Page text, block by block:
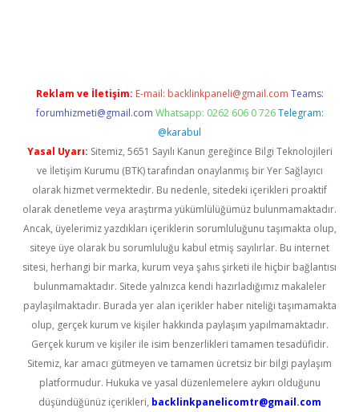
Reklam ve İletişim: E-mail: backlinkpaneli@gmail.com Teams:
forumhizmeti@gmail.com Whatsapp: 0262 606 0 726 Telegram:
@karabul
Yasal Uyarı: Sitemiz, 5651 Sayılı Kanun gereğince Bilgi Teknolojileri
ve İletişim Kurumu (BTK) tarafından onaylanmış bir Yer Sağlayıcı
olarak hizmet vermektedir. Bu nedenle, sitedeki içerikleri proaktif
olarak denetleme veya araştırma yükümlülüğümüz bulunmamaktadır.
Ancak, üyelerimiz yazdıkları içeriklerin sorumluluğunu taşımakta olup,
siteye üye olarak bu sorumluluğu kabul etmiş sayılırlar. Bu internet
sitesi, herhangi bir marka, kurum veya şahıs şirketi ile hiçbir bağlantısı
bulunmamaktadır. Sitede yalnızca kendi hazırladığımız makaleler
paylaşılmaktadır. Burada yer alan içerikler haber niteliği taşımamakta
olup, gerçek kurum ve kişiler hakkında paylaşım yapılmamaktadır.
Gerçek kurum ve kişiler ile isim benzerlikleri tamamen tesadüfidir.
Sitemiz, kar amacı gütmeyen ve tamamen ücretsiz bir bilgi paylaşım
platformudur. Hukuka ve yasal düzenlemelere aykırı olduğunu
düşündüğünüz içerikleri, backlinkpanelicomtr@gmail.com